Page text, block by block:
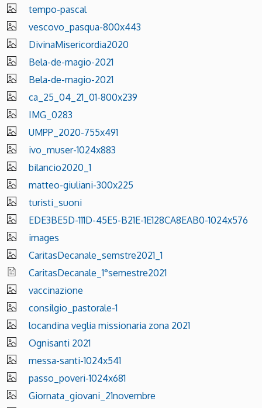
tempo-pascal
vescovo_pasqua-800x443
DivinaMisericordia2020
Bela-de-magio-2021
Bela-de-magio-2021
ca_25_04_21_01-800x239
IMG_0283
UMPP_2020-755x491
ivo_muser-1024x883
bilancio2020_1
matteo-giuliani-300x225
turisti_suoni
EDE3BE5D-111D-45E5-B21E-1E128CA8EAB0-1024x576
images
CaritasDecanale_semstre2021_1
CaritasDecanale_1°semestre2021
vaccinazione
consilgio_pastorale-1
locandina veglia missionaria zona 2021
Ognisanti 2021
messa-santi-1024x541
passo_poveri-1024x681
Giornata_giovani_21novembre